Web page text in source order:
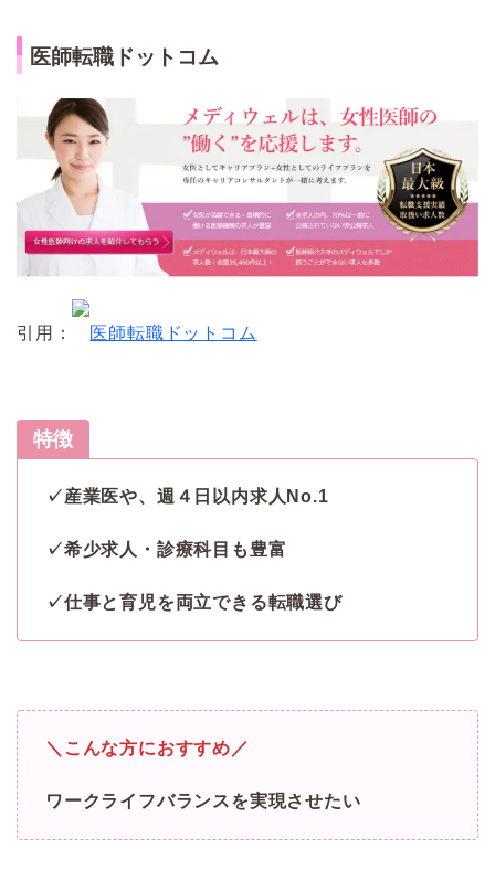
医師転職ドットコム
引用： 医師転職ドットコム
特徴
✓産業医や、週４日以内求人No.1
✓希少求人・診療科目も豊富
✓仕事と育児を両立できる転職選び
＼こんな方におすすめ／
ワークライフバランスを実現させたい